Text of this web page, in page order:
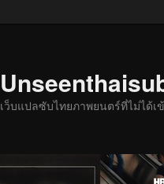
เว็บแปลซับไทยภาพยนตร์ที่ไม่ได้เ